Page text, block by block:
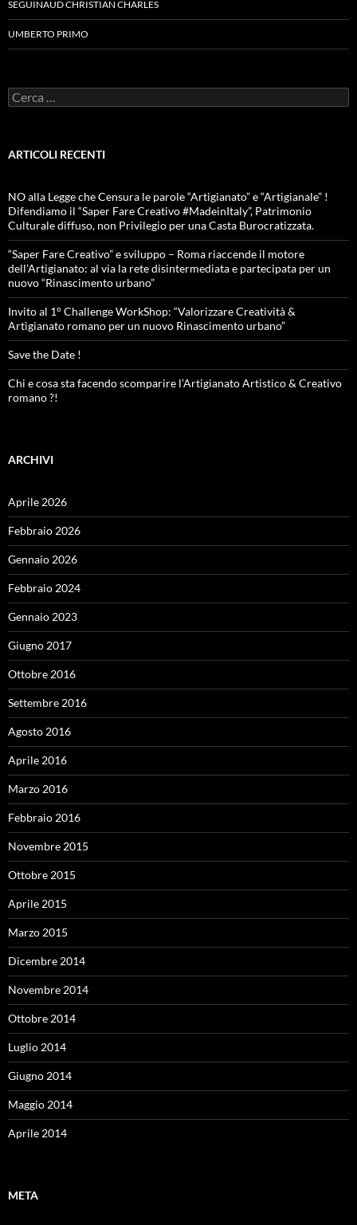
SEGUINAUD CHRISTIAN CHARLES
UMBERTO PRIMO
Ricerca
per:
ARTICOLI RECENTI
NO alla Legge che Censura le parole “Artigianato” e “Artigianale” !
Difendiamo il “Saper Fare Creativo #MadeinItaly”, Patrimonio
Culturale diffuso, non Privilegio per una Casta Burocratizzata.
“Saper Fare Creativo” e sviluppo – Roma riaccende il motore
dell’Artigianato: al via la rete disintermediata e partecipata per un
nuovo “Rinascimento urbano”
Invito al 1° Challenge WorkShop: “Valorizzare Creatività &
Artigianato romano per un nuovo Rinascimento urbano”
Save the Date !
Chi e cosa sta facendo scomparire l’Artigianato Artistico & Creativo
romano ?!
ARCHIVI
Aprile 2026
Febbraio 2026
Gennaio 2026
Febbraio 2024
Gennaio 2023
Giugno 2017
Ottobre 2016
Settembre 2016
Agosto 2016
Aprile 2016
Marzo 2016
Febbraio 2016
Novembre 2015
Ottobre 2015
Aprile 2015
Marzo 2015
Dicembre 2014
Novembre 2014
Ottobre 2014
Luglio 2014
Giugno 2014
Maggio 2014
Aprile 2014
META